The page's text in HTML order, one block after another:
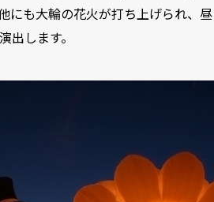
にも大輪の花火が打ち上げられ、昼
出します。